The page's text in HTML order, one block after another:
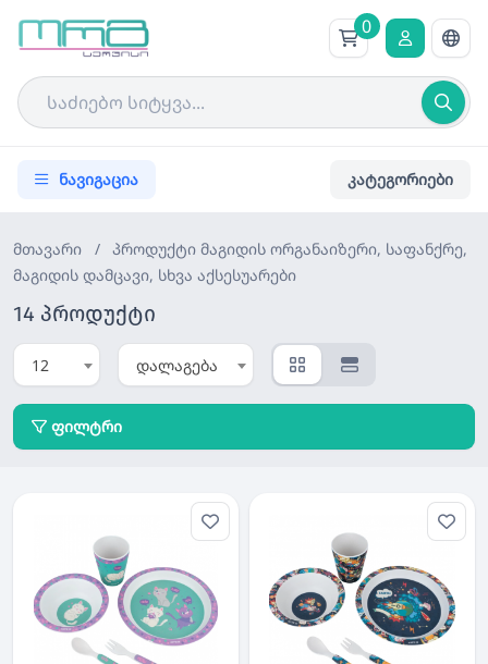
0
ნავიგაცია კატეგორიები
მთავარი / პროდუქტი მაგიდის ორგანაიზერი, საფანქრე,
მაგიდის დამცავი, სხვა აქსესუარები
14 პროდუქტი
12 დალაგება
ფილტრი